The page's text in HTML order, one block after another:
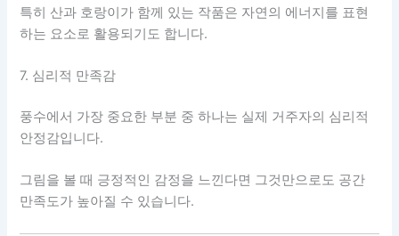
특히 산과 호랑이가 함께 있는 작품은 자연의 에너지를 표현
하는 요소로 활용되기도 합니다.
7. 심리적 만족감
풍수에서 가장 중요한 부분 중 하나는 실제 거주자의 심리적
안정감입니다.
그림을 볼 때 긍정적인 감정을 느낀다면 그것만으로도 공간
만족도가 높아질 수 있습니다.